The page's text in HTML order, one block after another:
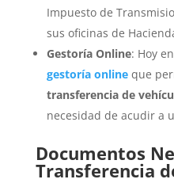
Impuesto de
sus oficinas de
Gestoría Online: Hoy
gestoría onlineque
transferencia de
necesidad de acudir a
Documentos
Transferencia